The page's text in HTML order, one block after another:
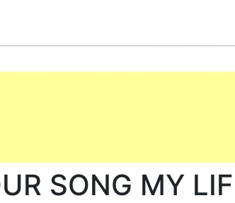
SONG MY